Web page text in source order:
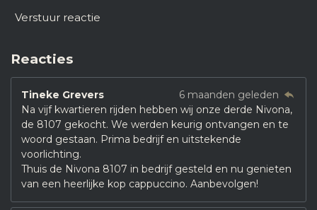
Verstuur reactie
Reacties
Tineke Grevers
6 maanden geleden
Na vijf kwartieren rijden hebben wij onze derde Nivona,
de 8107 gekocht. We werden keurig ontvangen en te
woord gestaan. Prima bedrijf en uitstekende
voorlichting.
Thuis de Nivona 8107 in bedrijf gesteld en nu genieten
van een heerlijke kop cappuccino. Aanbevolgen!